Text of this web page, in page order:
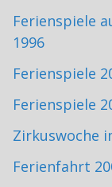
Ferienspiele
1996
Ferienspiele
Ferienspiele
Zirkuswoche
Ferienfahrt